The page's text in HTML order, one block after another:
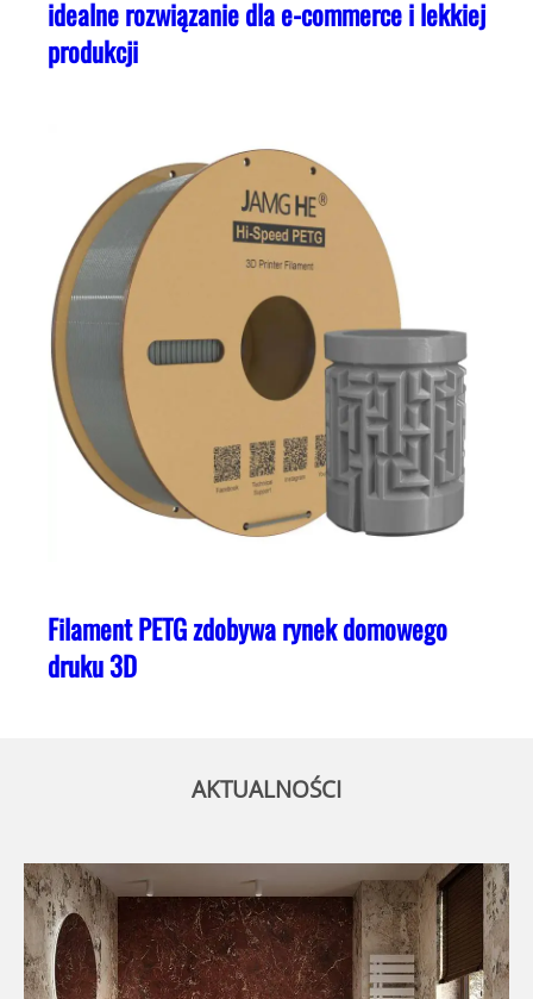
idealne rozwiązanie dla e-commerce i lekkiej
produkcji
Filament PETG zdobywa rynek domowego
druku 3D
AKTUALNOŚCI